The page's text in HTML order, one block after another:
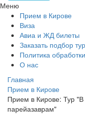
Меню
Прием в Кирове
Виза
Авиа и ЖД билеты
Заказать подбор
Политика
О нас
Главная
Прием в Кирове
Прием в Кирове: Тур "В
парейазаврам"